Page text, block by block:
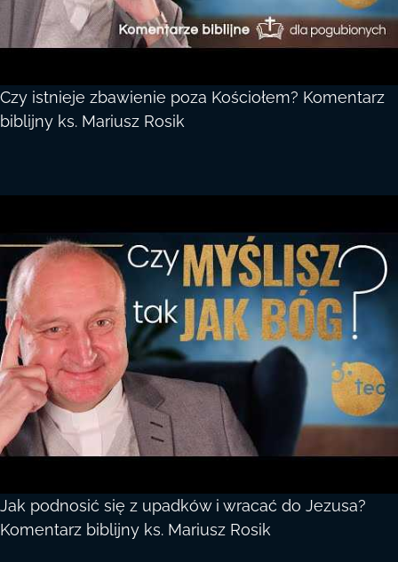
Czy istnieje zbawienie poza Kościołem? Komentarz
biblijny ks. Mariusz Rosik
Jak podnosić się z upadków i wracać do Jezusa?
Komentarz biblijny ks. Mariusz Rosik